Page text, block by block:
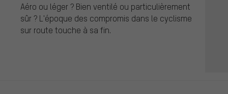
Aéro ou léger ? Bien ventilé ou particulièrement
sûr ? L'époque des compromis dans le cyclisme
sur route touche à sa fin.